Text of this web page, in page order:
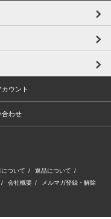
カウント
合わせ
ついて / 返品について /
/ 会社概要 /
メルマガ登録・解除